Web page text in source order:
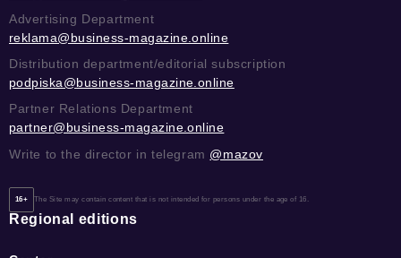
Advertising Department
reklama@business-magazine.online
Distribution department/editorial subscription
podpiska@business-magazine.online
Partner Relations Department
partner@business-magazine.online
Write to the director in telegram @mazov
16+ The Site may contain content that is not intended for persons under the age of 16.
Regional editions